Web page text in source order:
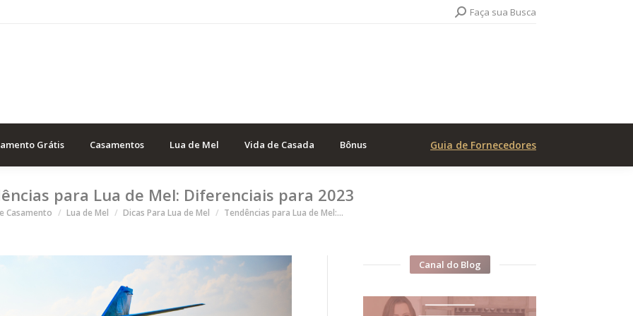
Search:Faça sua Busca
Grátis Casamentos Lua de Mel Vida de Casada Bônus Guia de Fornecedores
para Lua de Mel: Diferenciais para 2023
aqui
Casamento Lua de Mel Dicas Para Lua de Mel Tendências para Lua de Mel:…
Canal do Blog